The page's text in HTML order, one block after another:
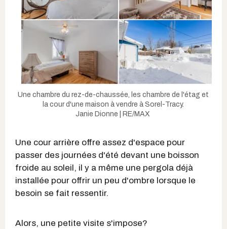
Une chambre du rez-de-chaussée, les chambre de l'étag et
la cour d'une maison à vendre à Sorel-Tracy.
Janie Dionne | RE/MAX
Une cour arrière offre assez d'espace pour
passer des journées d'été devant une boisson
froide au soleil, il y a même une pergola déjà
installée pour offrir un peu d'ombre lorsque le
besoin se fait ressentir.
Alors, une petite visite s'impose?